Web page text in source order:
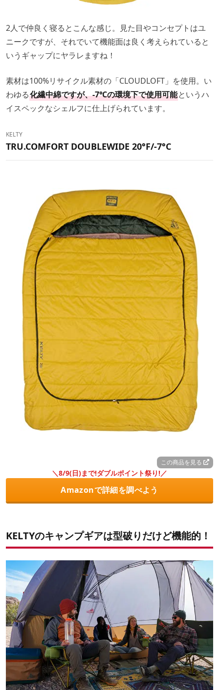
2人で仲良く寝るとこんな感じ。見た目やコンセプトはユ
ニークですが、それでいて機能面は良く考えられていると
いうギャップにヤラレますね！
素材は100%リサイクル素材の「CLOUDLOFT」を使用。い
わゆる化繊中綿ですが、-7℃の環境下で使用可能というハ
イスペックなシェルフに仕上げられています。
KELTY
TRU.COMFORT DOUBLEWIDE 20°F/-7°C
この商品を見る
＼8/9(日)まで!ダブルポイント祭り!／
Amazonで詳細を調べよう
KELTYのキャンプギアは型破りだけど機能的！